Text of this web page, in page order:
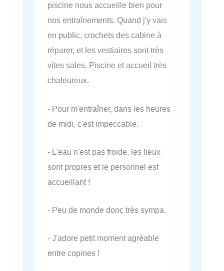
piscine nous accueille bien pour
nos entraînements. Quand j'y vais
en public, crochets des cabine à
réparer, et les vestiaires sont très
vites sales. Piscine et accueil très
chaleureux.
- Pour m'entraîner, dans les heures
de midi, c'est impeccable.
- L'eau n'est pas froide, les lieux
sont propres et le personnel est
accueillant !
- Peu de monde donc très sympa.
- J'adore petit moment agréable
entre copines !